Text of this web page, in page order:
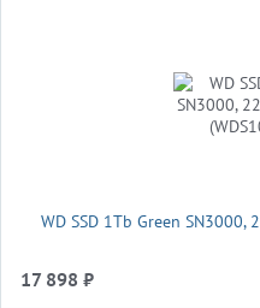
WD SSD 1Tb Green SN3000,
17 898 ₽